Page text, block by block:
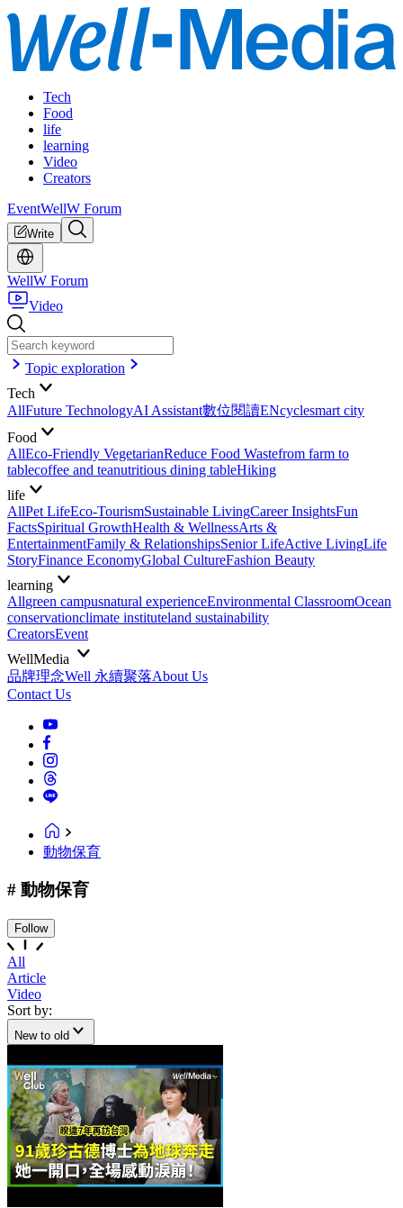
Tech
Food
life
learning
Video
Creators
EventWellW Forum
Write
WellW Forum
Video
Topic exploration
Tech
AllFuture TechnologyAI Assistant數位閱讀ENcyclesmart city
Food
AllEco-Friendly VegetarianReduce Food Wastefrom farm to
tablecoffee and teanutritious dining tableHiking
life
AllPet LifeEco-TourismSustainable LivingCareer InsightsFun
FactsSpiritual GrowthHealth & WellnessArts &
EntertainmentFamily & RelationshipsSenior LifeActive LivingLife
StoryFinance EconomyGlobal CultureFashion Beauty
learning
Allgreen campusnatural experienceEnvironmental ClassroomOcean
conservationclimate instituteland sustainability
CreatorsEvent
WellMedia
品牌理念Well 永續聚落About Us
Contact Us
動物保育
# 動物保育
Follow
All
Article
Video
Sort by:
New to old